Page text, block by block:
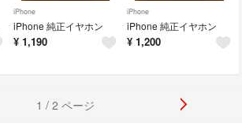
iPhone
iPhone 純正イヤホン
¥ 1,190
iPhone
iPhone 純正イヤホン
¥ 1,200
1 / 2 ページ